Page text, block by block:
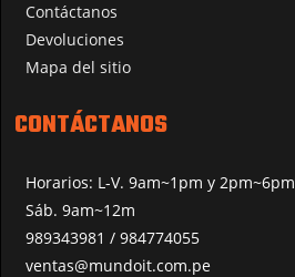
Contáctanos
Devoluciones
Mapa del sitio
CONTÁCTANOS
Horarios: L-V. 9am~1pm y 2pm~6pm
Sáb. 9am~12m
989343981 / 984774055
ventas@mundoit.com.pe